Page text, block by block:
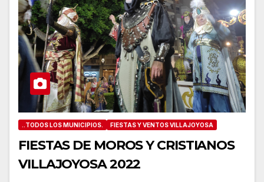
..TODOS LOS MUNICIPIOS. FIESTAS Y VENTOS VILLAJOYOSA
FIESTAS DE MOROS Y CRISTIANOS
VILLAJOYOSA 2022